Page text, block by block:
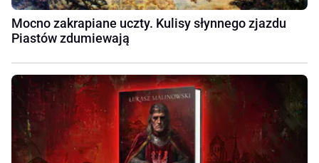
Mocno zakrapiane uczty. Kulisy słynnego zjazdu
Piastów zdumiewają